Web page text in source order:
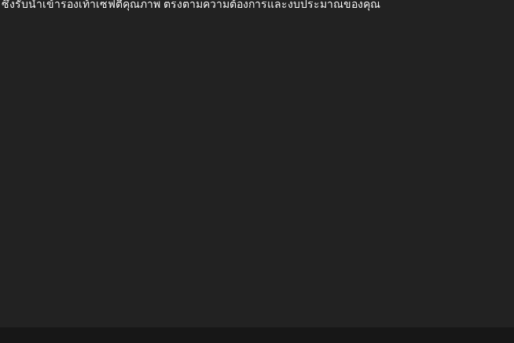
งรับนำเข้ารองเท้าเซฟตี้คุณภาพ ตรงตามความต้องการและงบประมาณของคุณ